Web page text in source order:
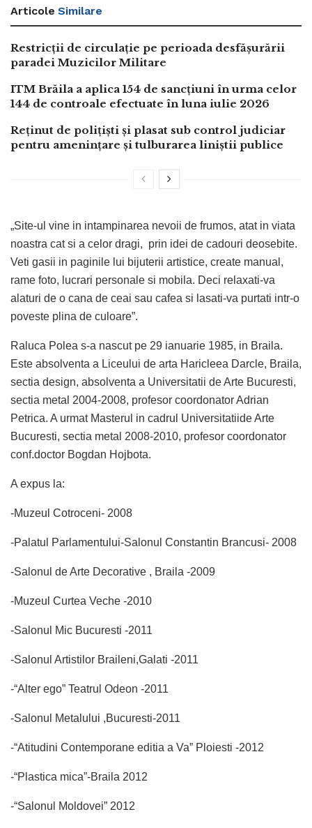
Articole Similare
Restricții de circulație pe perioada desfășurării
paradei Muzicilor Militare
ITM Brăila a aplica 154 de sancțiuni în urma celor
144 de controale efectuate în luna iulie 2026
Reținut de polițiști și plasat sub control judiciar
pentru amenințare și tulburarea liniștii publice
„Site-ul vine in intampinarea nevoii de frumos, atat in viata
noastra cat si a celor dragi, prin idei de cadouri deosebite.
Veti gasii in paginile lui bijuterii artistice, create manual,
rame foto, lucrari personale si mobila. Deci relaxati-va
alaturi de o cana de ceai sau cafea si lasati-va purtati intr-o
poveste plina de culoare”.
Raluca Polea s-a nascut pe 29 ianuarie 1985, in Braila.
Este absolventa a Liceului de arta Haricleea Darcle, Braila,
sectia design, absolventa a Universitatii de Arte Bucuresti,
sectia metal 2004-2008, profesor coordonator Adrian
Petrica. A urmat Masterul in cadrul Universitatiide Arte
Bucuresti, sectia metal 2008-2010, profesor coordonator
conf.doctor Bogdan Hojbota.
A expus la:
-Muzeul Cotroceni- 2008
-Palatul Parlamentului-Salonul Constantin Brancusi- 2008
-Salonul de Arte Decorative , Braila -2009
-Muzeul Curtea Veche -2010
-Salonul Mic Bucuresti -2011
-Salonul Artistilor Braileni,Galati -2011
-“Alter ego” Teatrul Odeon -2011
-Salonul Metalului ,Bucuresti-2011
-“Atitudini Contemporane editia a Va” Ploiesti -2012
-“Plastica mica”-Braila 2012
-“Salonul Moldovei” 2012